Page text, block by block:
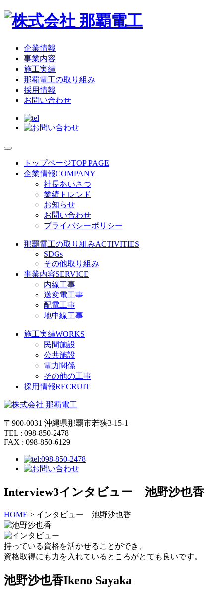
企業情報
事業内容
施工実績
那覇電工の取り組み
採用情報
お問い合わせ
トップページTOP PAGE
企業情報COMPANY
社長あいさつ
業績トレンド
お知らせ
お問い合わせ
プライバシーポリシー
那覇電工の取り組みACTIVITIES
SDGs
その他取り組み
事業内容SERVICE
内線工事
送変電工事
配電工事
地中線工事
施工実績WORKS
民間施設
公共施設
電力関係
その他の工事
採用情報RECRUIT
〒900-0031 沖縄県那覇市若狭3-15-1
TEL : 098-850-2478
FAX : 098-850-6129
Interview3インタビュー 池野沙也香
HOME > インタビュー 池野沙也香
持っている資格を活かせることができ、
資格取得にも力を入れているところがとても良いです。
池野沙也香Ikeno Sayaka